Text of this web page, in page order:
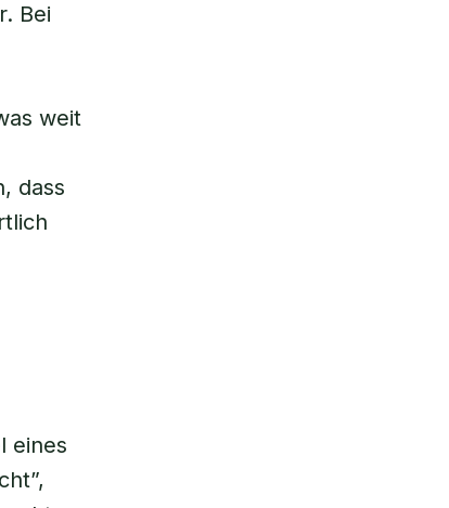
Bei
weit
dass
eines